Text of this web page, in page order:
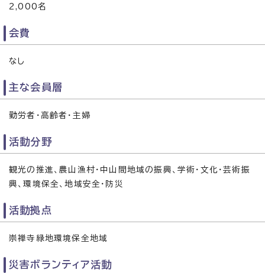
2,000名
会費
なし
主な会員層
勤労者・高齢者・主婦
活動分野
観光の推進、農山漁村・中山間地域の振興、学術・文化・芸術振
興、環境保全、地域安全・防災
活動拠点
崇禅寺緑地環境保全地域
災害ボランティア活動